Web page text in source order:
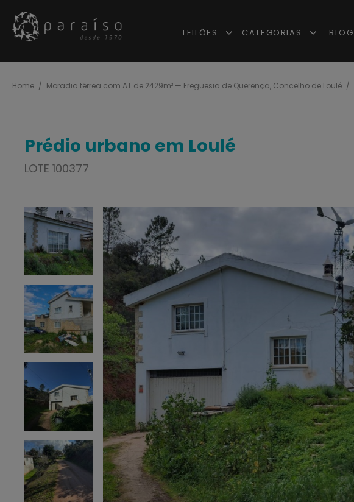
LEILÕES CATEGORIAS BLOG
Home Moradia térrea com AT de 2429m² — Freguesia de Querença, Concelho de Loulé
Prédio urbano em Loulé
LOTE 100377